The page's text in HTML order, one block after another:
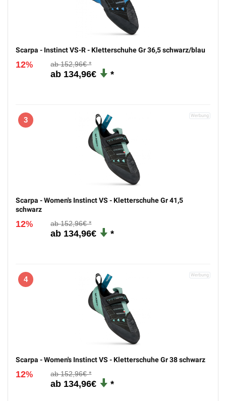
Scarpa - Instinct VS-R - Kletterschuhe Gr 36,5 schwarz/blau
12% 152,96€
134,96€
3
Scarpa - Women's Instinct VS - Kletterschuhe Gr 41,5
schwarz
12% 152,96€
134,96€
4
Scarpa - Women's Instinct VS - Kletterschuhe Gr 38 schwarz
12% 152,96€
134,96€